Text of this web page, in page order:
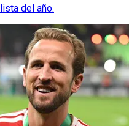
del año.